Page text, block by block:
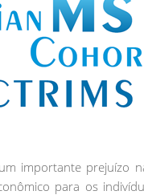
importante prejuízo
para os